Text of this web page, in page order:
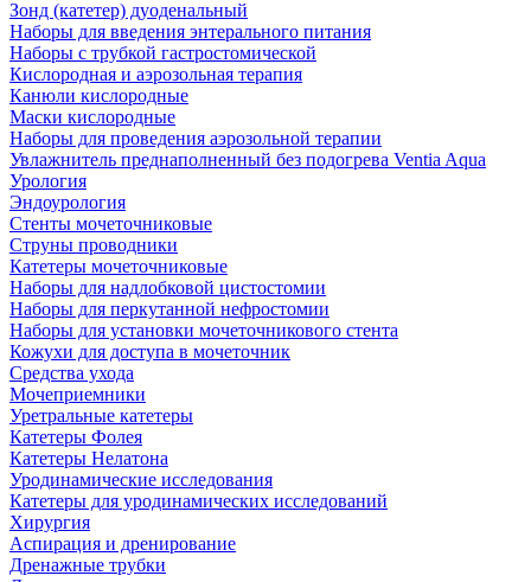
Зонд (катетер) дуоденальный
Наборы для введения энтерального питания
Наборы с трубкой гастростомической
Кислородная и аэрозольная терапия
Канюли кислородные
Маски кислородные
Наборы для проведения аэрозольной терапии
Увлажнитель преднаполненный без подогрева Ventia Aqua
Урология
Эндоурология
Стенты мочеточниковые
Струны проводники
Катетеры мочеточниковые
Наборы для надлобковой цистостомии
Наборы для перкутанной нефростомии
Наборы для установки мочеточникового стента
Кожухи для доступа в мочеточник
Средства ухода
Мочеприемники
Уретральные катетеры
Катетеры Фолея
Катетеры Нелатона
Уродинамические исследования
Катетеры для уродинамических исследований
Хирургия
Аспирация и дренирование
Дренажные трубки